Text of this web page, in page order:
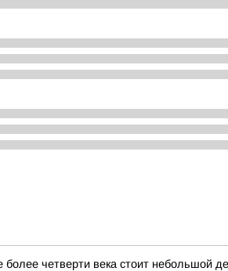
четверти века стоит небольшой